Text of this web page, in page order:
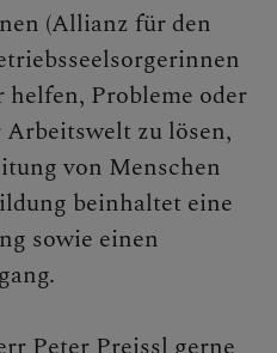
(Allianz für den
helfen, Probleme oder
zu lösen,
von Menschen
beinhaltet eine
sowie einen